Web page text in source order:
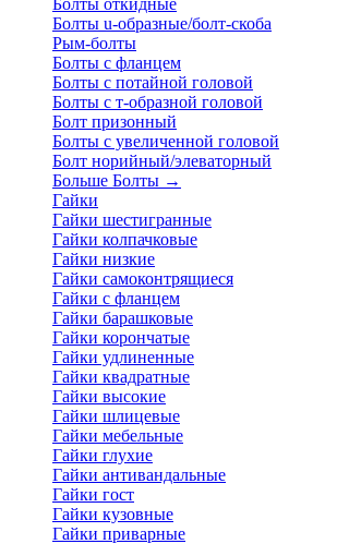
Болты откидные
Болты u-образные/болт-скоба
Рым-болты
Болты с фланцем
Болты с потайной головой
Болты с т-образной головой
Болт призонный
Болты с увеличенной головой
Болт норийный/элеваторный
Больше Болты →
Гайки
Гайки шестигранные
Гайки колпачковые
Гайки низкие
Гайки самоконтрящиеся
Гайки с фланцем
Гайки барашковые
Гайки корончатые
Гайки удлиненные
Гайки квадратные
Гайки высокие
Гайки шлицевые
Гайки мебельные
Гайки глухие
Гайки антивандальные
Гайки гост
Гайки кузовные
Гайки приварные